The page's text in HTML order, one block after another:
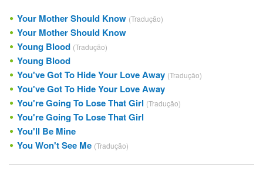
Your Mother Should Know (Tradução)
Your Mother Should Know
Young Blood (Tradução)
Young Blood
You've Got To Hide Your Love Away (Tradução)
You've Got To Hide Your Love Away
You're Going To Lose That Girl (Tradução)
You're Going To Lose That Girl
You'll Be Mine
You Won't See Me (Tradução)